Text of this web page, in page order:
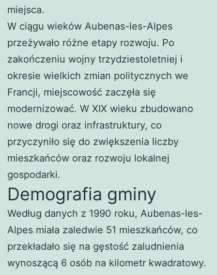
miejsca.
W ciągu wieków Aubenas-les-Alpes
przeżywało różne etapy rozwoju. Po
zakończeniu wojny trzydziestoletniej i
okresie wielkich zmian politycznych we
Francji, miejscowość zaczęła się
modernizować. W XIX wieku zbudowano
nowe drogi oraz infrastruktury, co
przyczyniło się do zwiększenia liczby
mieszkańców oraz rozwoju lokalnej
gospodarki.
Demografia gminy
Według danych z 1990 roku, Aubenas-les-
Alpes miała zaledwie 51 mieszkańców, co
przekładało się na gęstość zaludnienia
wynoszącą 6 osób na kilometr kwadratowy.